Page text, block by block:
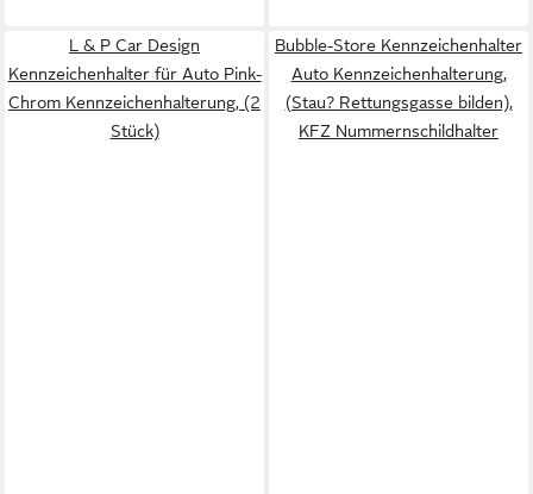
L & P Car Design
Kennzeichenhalter für Auto Pink-
Chrom Kennzeichenhalterung, (2
Stück)
Bubble-Store Kennzeichenhalter
Auto Kennzeichenhalterung,
(Stau? Rettungsgasse bilden),
KFZ Nummernschildhalter